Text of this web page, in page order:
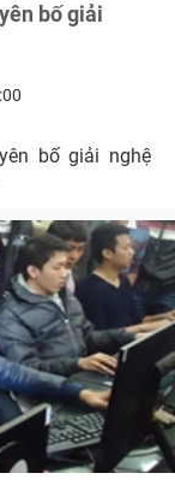
bố giải
bố giải nghệ